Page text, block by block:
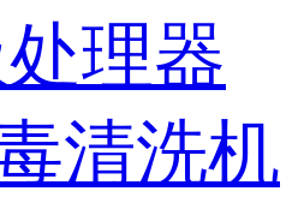
理器
清洗机